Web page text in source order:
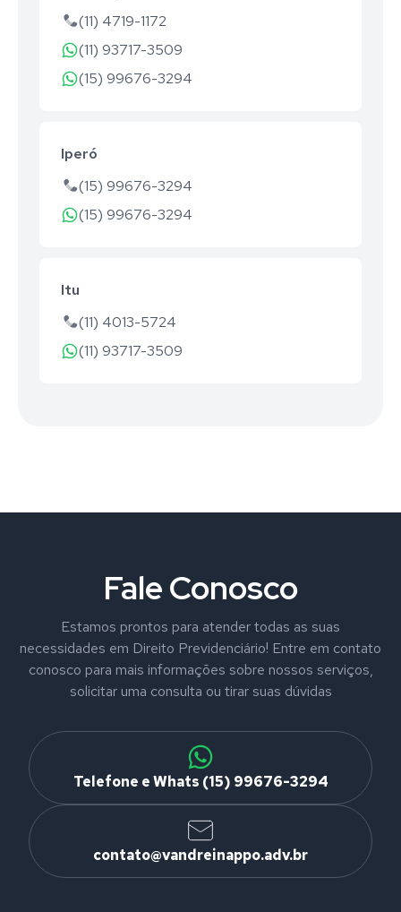
(11) 4719-1172
(11) 93717-3509
(15) 99676-3294
Iperó
(15) 99676-3294
(15) 99676-3294
Itu
(11) 4013-5724
(11) 93717-3509
Fale Conosco
Estamos prontos para atender todas as suas
necessidades em Direito Previdenciário! Entre em contato
conosco para mais informações sobre nossos serviços,
solicitar uma consulta ou tirar suas dúvidas
Telefone e Whats (15) 99676-3294
contato@vandreinappo.adv.br